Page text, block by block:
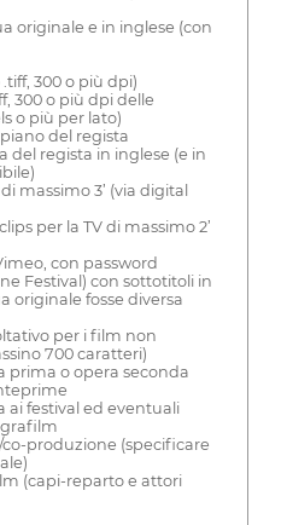
originale e in inglese (con
300 o più dpi)
300 o più dpi delle
o più per lato)
del regista
regista in inglese (e in
massimo 3’ (via digital
per la TV di massimo 2’
con password
Festival) con sottotitoli in
originale fosse diversa
per i film non
700 caratteri)
prima o opera seconda
ai festival ed eventuali
produzione (specificare
(capi-reparto e attori